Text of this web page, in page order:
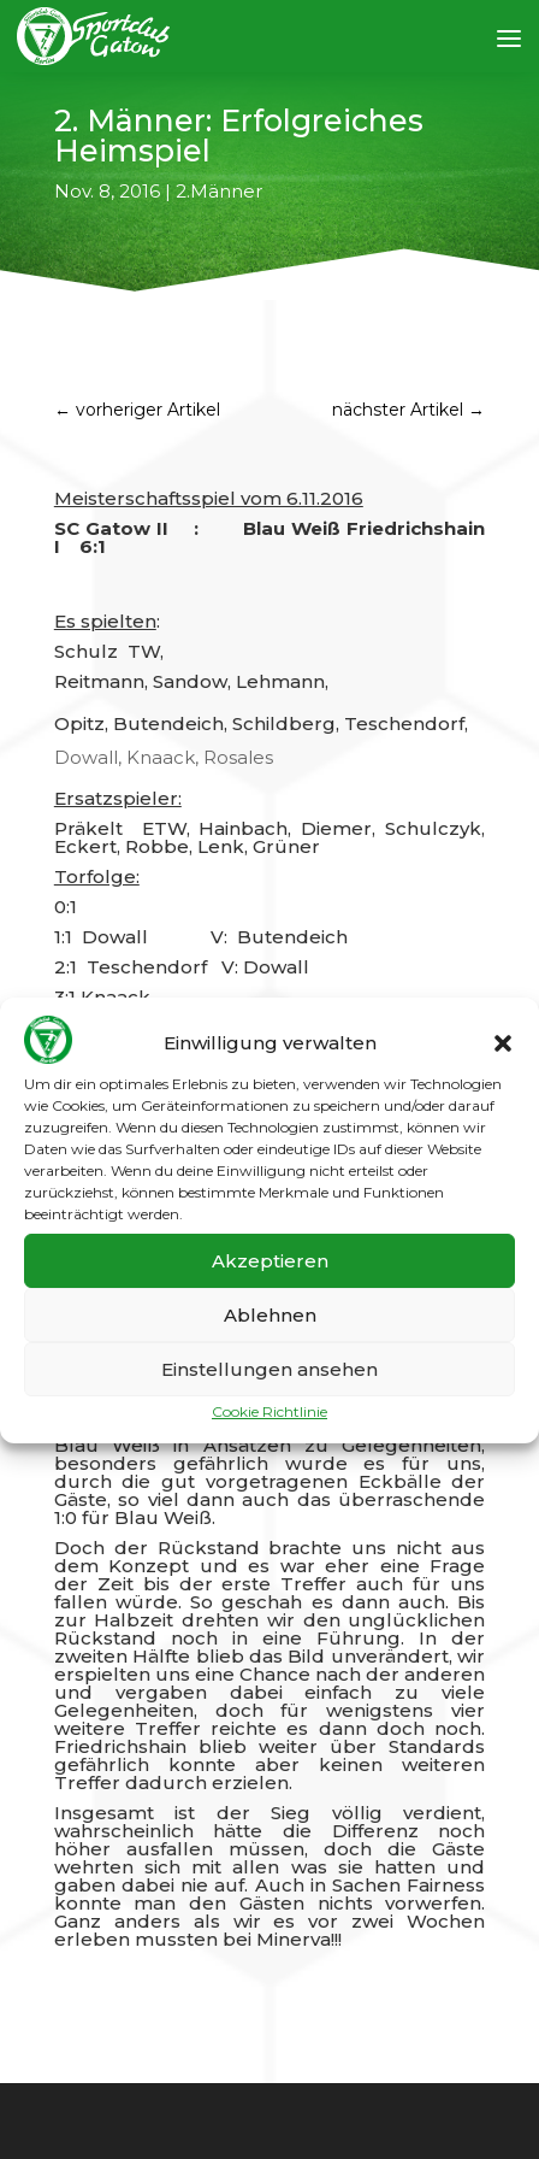
Einwilligung verwalten
Um dir ein optimales Erlebnis zu bieten, verwenden wir Technologien
wie Cookies, um Geräteinformationen zu speichern und/oder darauf
zuzugreifen. Wenn du diesen Technologien zustimmst, können wir
Daten wie das Surfverhalten oder eindeutige IDs auf dieser Website
verarbeiten. Wenn du deine Einwilligung nicht erteilst oder
zurückziehst, können bestimmte Merkmale und Funktionen
beeinträchtigt werden.
Akzeptieren
Ablehnen
Einstellungen ansehen
Cookie Richtlinie
2. Männer: Erfolgreiches
Heimspiel
Nov. 8, 2016| 2.Männer
← vorheriger Artikel nächster Artikel →
Meisterschaftsspiel vom 6.11.2016
SC Gatow II : Blau Weiß Friedrichshain
I 6:1
Es spielten:
Schulz TW,
Reitmann, Sandow, Lehmann,
Opitz, Butendeich, Schildberg, Teschendorf,
Dowall, Knaack, Rosales
Ersatzspieler:
Präkelt ETW, Hainbach, Diemer, Schulczyk,
Eckert, Robbe, Lenk, Grüner
Torfolge:
0:1
1:1 Dowall V: Butendeich
2:1 Teschendorf V: Dowall
3:1 Knaack
4:1 Teschendorf V: Schildberg
5:1 Rosales V: Lenk
6:1 Robbe
Wichtiger Sieg gegen Blau Weiß
Friedrichshain!!!
Nach dem zuletzt guten Auftritt bei Minerva
wollten wir das nun anstehende
Meisterschaftsspiel unbedingt gewinnen.
Kunstrasen ausweichen, weil der Rasenplatz
unter den vielen Regenfällen zuletzt etwas
schwungvoll und die Spielkontrolle lag auch
unglaublichen Druck aufs gegnerische Tor,
erschreckend schwach. Durch leichte
Konzentrationsschwächen kam aber auch
Blau Weiß in Ansätzen zu Gelegenheiten,
besonders gefährlich wurde es für uns,
durch die gut vorgetragenen Eckbälle der
Gäste, so viel dann auch das überraschende
1:0 für Blau Weiß.
Doch der Rückstand brachte uns nicht aus
dem Konzept und es war eher eine Frage
der Zeit bis der erste Treffer auch für uns
fallen würde. So geschah es dann auch. Bis
zur Halbzeit drehten wir den unglücklichen
Rückstand noch in eine Führung. In der
zweiten Hälfte blieb das Bild unverändert, wir
erspielten uns eine Chance nach der anderen
und vergaben dabei einfach zu viele
Gelegenheiten, doch für wenigstens vier
weitere Treffer reichte es dann doch noch.
Friedrichshain blieb weiter über Standards
gefährlich konnte aber keinen weiteren
Treffer dadurch erzielen.
Insgesamt ist der Sieg völlig verdient,
wahrscheinlich hätte die Differenz noch
höher ausfallen müssen, doch die Gäste
wehrten sich mit allen was sie hatten und
gaben dabei nie auf. Auch in Sachen Fairness
konnte man den Gästen nichts vorwerfen.
Ganz anders als wir es vor zwei Wochen
erleben mussten bei Minerva!!!